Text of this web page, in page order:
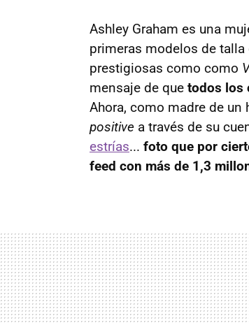
Ashley Graham es una
primeras modelos de
prestigiosas como como
mensaje de que todos los
Ahora, como madre de un
positive a través de su
estrías... foto que por
feed con más de 1,3